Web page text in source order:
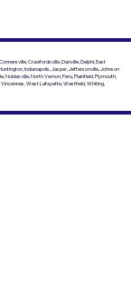
Crawfordsville, Danville, Delphi, East
Indianapolis, Jasper, Jeffersonville, Johnson
Noblesville, North Vernon, Peru, Plainfield, Plymouth,
Vincennes, West Lafayette, Westfield, Whiting,